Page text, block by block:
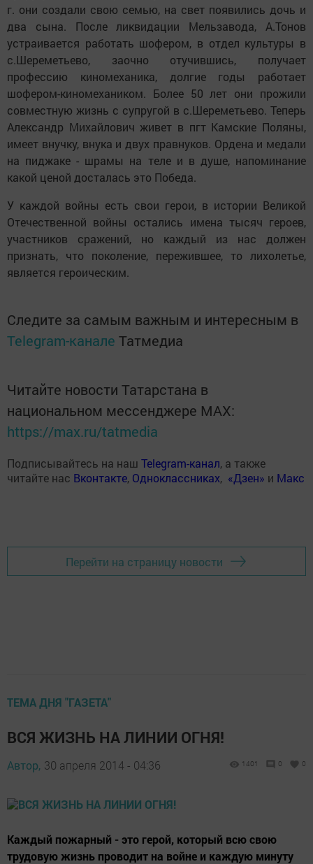
г. они создали свою семью, на свет появились дочь и
два сына. После ликвидации Мельзавода, А.Тонов
устраивается работать шофером, в отдел культуры в
с.Шереметьево, заочно отучившись, получает
профессию киномеханика, долгие годы работает
шофером-киномехаником. Более 50 лет они прожили
совместную жизнь с супругой в с.Шереметьево. Теперь
Александр Михайлович живет в пгт Камские Поляны,
имеет внучку, внука и двух правнуков. Ордена и медали
на пиджаке - шрамы на теле и в душе, напоминание
какой ценой досталась это Победа.
У каждой войны есть свои герои, в истории Великой
Отечественной войны остались имена тысяч героев,
участников сражений, но каждый из нас должен
признать, что поколение, пережившее, то лихолетье,
является героическим.
Следите за самым важным и интересным в
Telegram-канале Татмедиа
Читайте новости Татарстана в
национальном мессенджере MАХ:
https://max.ru/tatmedia
Подписывайтесь на наш Telegram-канал, а также
читайте нас Вконтакте, Одноклассниках, «Дзен» и Макс
Перейти на страницу новости
ТЕМА ДНЯ "ГАЗЕТА"
ВСЯ ЖИЗНЬ НА ЛИНИИ ОГНЯ!
Автор, 30 апреля 2014 - 04:36 1401 0 0
Каждый пожарный - это герой, который всю свою
трудовую жизнь проводит на войне и каждую минуту